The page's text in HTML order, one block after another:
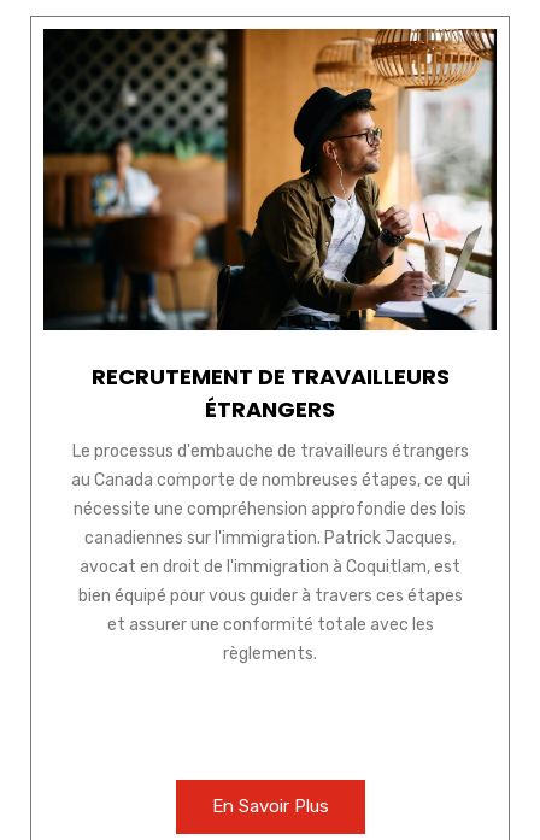
RECRUTEMENT DE TRAVAILLEURS
ÉTRANGERS
Le processus d'embauche de travailleurs étrangers
au Canada comporte de nombreuses étapes, ce qui
nécessite une compréhension approfondie des lois
canadiennes sur l'immigration. Patrick Jacques,
avocat en droit de l'immigration à Coquitlam, est
bien équipé pour vous guider à travers ces étapes
et assurer une conformité totale avec les
règlements.
En Savoir Plus